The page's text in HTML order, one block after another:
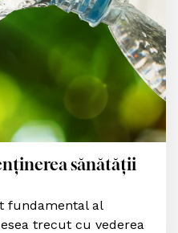
sănătății
fundamental al
trecut cu vederea